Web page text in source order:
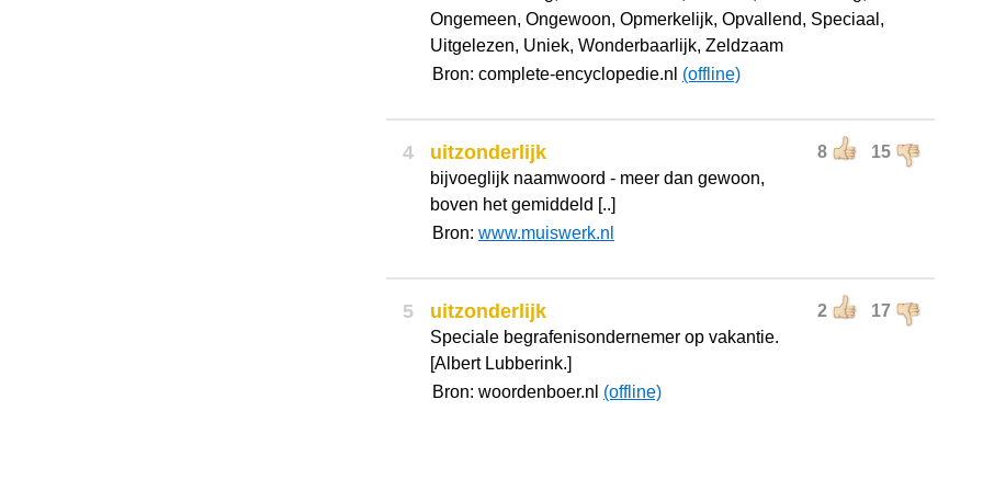
Ongemeen, Ongewoon, Opmerkelijk, Opvallend, Speciaal,
Uitgelezen, Uniek, Wonderbaarlijk, Zeldzaam
Bron: complete-encyclopedie.nl (offline)
4 8 15
uitzonderlijk
bijvoeglijk naamwoord - meer dan gewoon,
boven het gemiddeld [..]
Bron: www.muiswerk.nl
5 2 17
uitzonderlijk
Speciale begrafenisondernemer op vakantie.
[Albert Lubberink.]
Bron: woordenboer.nl (offline)